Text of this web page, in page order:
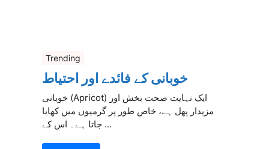
Trending
خوبانی کے فائدے اور احتیاط
خوبانی (Apricot) ایک نہایت صحت بخش اور
مزیدار پھل ہے، خاص طور پر گرمیوں میں کھایا
جاتا ہے۔ اس کے ...